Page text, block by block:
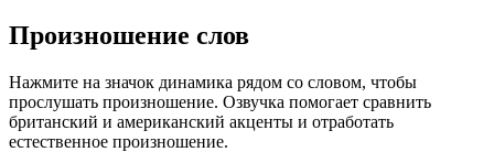
Произношение слов
Нажмите на значок динамика рядом со словом, чтобы
прослушать произношение. Озвучка помогает сравнить
британский и американский акценты и отработать
естественное произношение.